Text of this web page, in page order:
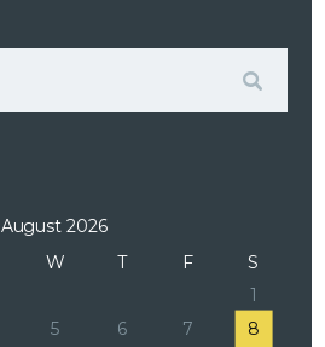
August 2026
W T F
S
1
5 6 7
8